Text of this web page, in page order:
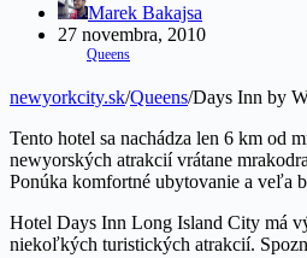
Marek Bakajsa
27 novembra, 2010
Queens
newyorkcity.sk/Queens/Days Inn by
Tento hotel sa nachádza len 6 km od
newyorských atrakcií vrátane
Ponúka komfortné ubytovanie a veľa
Hotel Days Inn Long Island City má
niekoľkých turistických atrakcií.